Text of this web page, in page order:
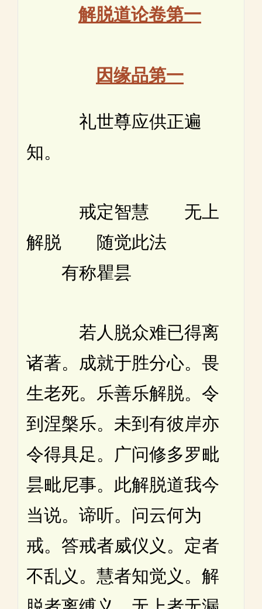
解脱道论卷第一
因缘品第一
礼世尊应供正遍
知。
戒定智慧 无上
解脱 随觉此法
有称瞿昙
若人脱众难已得离
诸著。成就于胜分心。畏
生老死。乐善乐解脱。令
到涅槃乐。未到有彼岸亦
令得具足。广问修多罗毗
昙毗尼事。此解脱道我今
当说。谛听。问云何为
戒。答戒者威仪义。定者
不乱义。慧者知觉义。解